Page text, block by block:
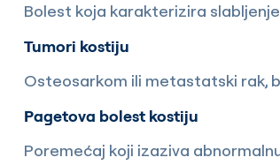
Bolest koja karakterizira
Tumori kostiju
Osteosarkom ili metastatski rak,
Pagetova bolest kostiju
Poremećaj koji izaziva